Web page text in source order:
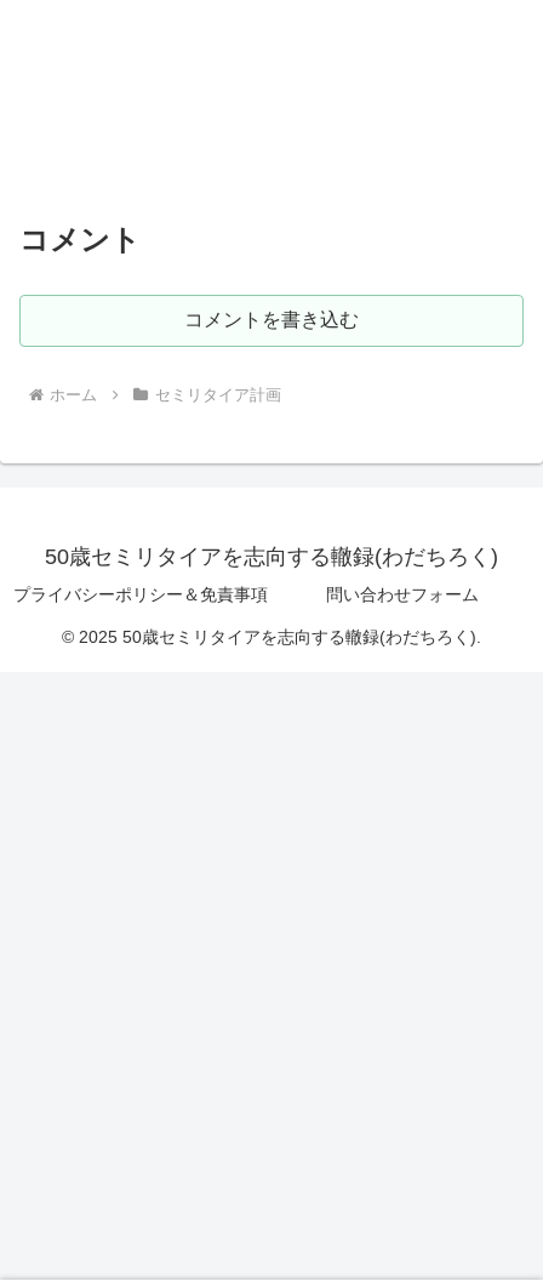
コメント
コメントを書き込む
ホーム セミリタイア計画
50歳セミリタイアを志向する轍録(わだちろく)
プライバシーポリシー＆免責事項 問い合わせフォーム
© 2025 50歳セミリタイアを志向する轍録(わだちろく).